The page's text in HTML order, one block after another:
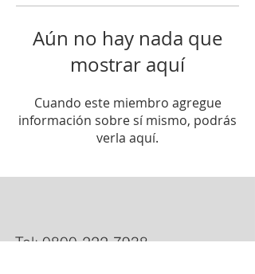
Aún no hay nada que
mostrar aquí
Cuando este miembro agregue
información sobre sí mismo, podrás
verla aquí.
Tel:0800-222-7938